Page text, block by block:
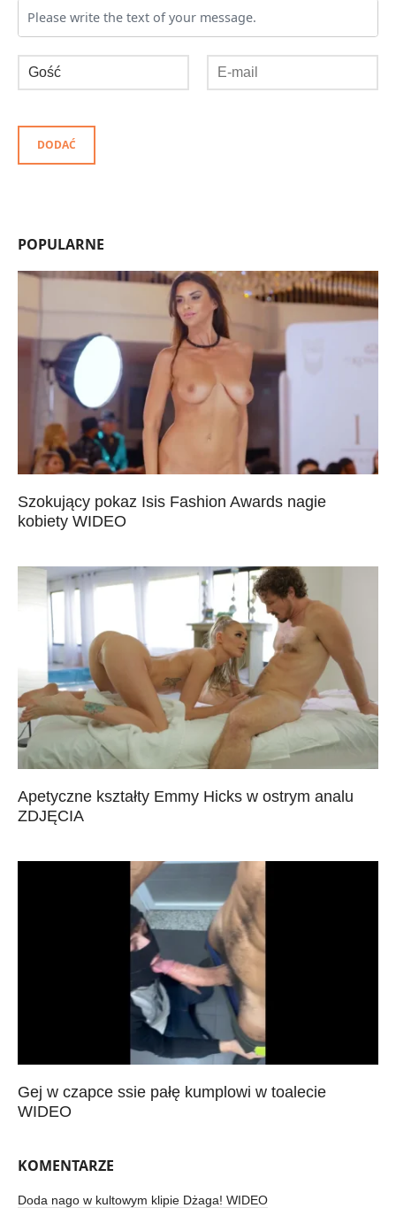
DODAĆ
POPULARNE
Szokujący pokaz Isis Fashion Awards nagie
kobiety WIDEO
Apetyczne kształty Emmy Hicks w ostrym analu
ZDJĘCIA
Gej w czapce ssie pałę kumplowi w toalecie
WIDEO
KOMENTARZE
Doda nago w kultowym klipie Dżaga! WIDEO